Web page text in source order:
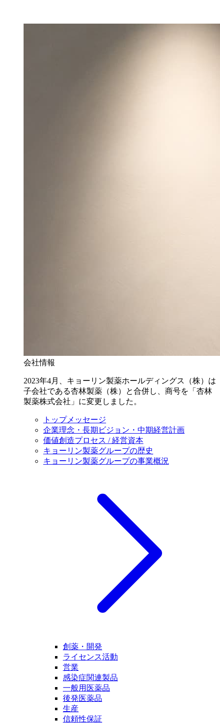
会社情報
2023年4月、キョーリン製薬ホールディングス（株）は
子会社である杏林製薬（株）と合併し、商号を「杏林
製薬株式会社」に変更しました。
トップメッセージ
企業理念・長期ビジョン・中期経営計画
価値創造プロセス / 経営資本
キョーリン製薬グループの歴史
キョーリン製薬グループの事業概況
創薬・開発
ライセンス活動
営業
感染症関連製品
一般用医薬品
後発医薬品
生産
信頼性保証